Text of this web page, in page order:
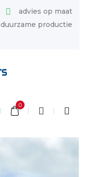
advies op maat
duurzame productie
0